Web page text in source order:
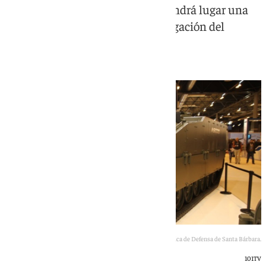
El próximo miércoles 8 de julio tendrá lugar una
concentración frente a la Subdelegación del
La fábrica de Defensa de Santa Bárbara.
101TV